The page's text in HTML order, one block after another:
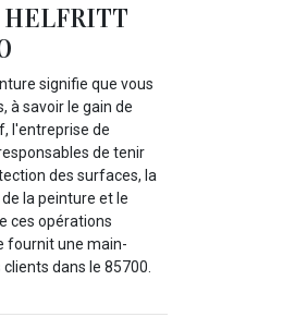
signifie que vous
à savoir le gain de
l'entreprise de
de tenir
des surfaces, la
la peinture et le
ces opérations
fournit une main-
dans le 85700.